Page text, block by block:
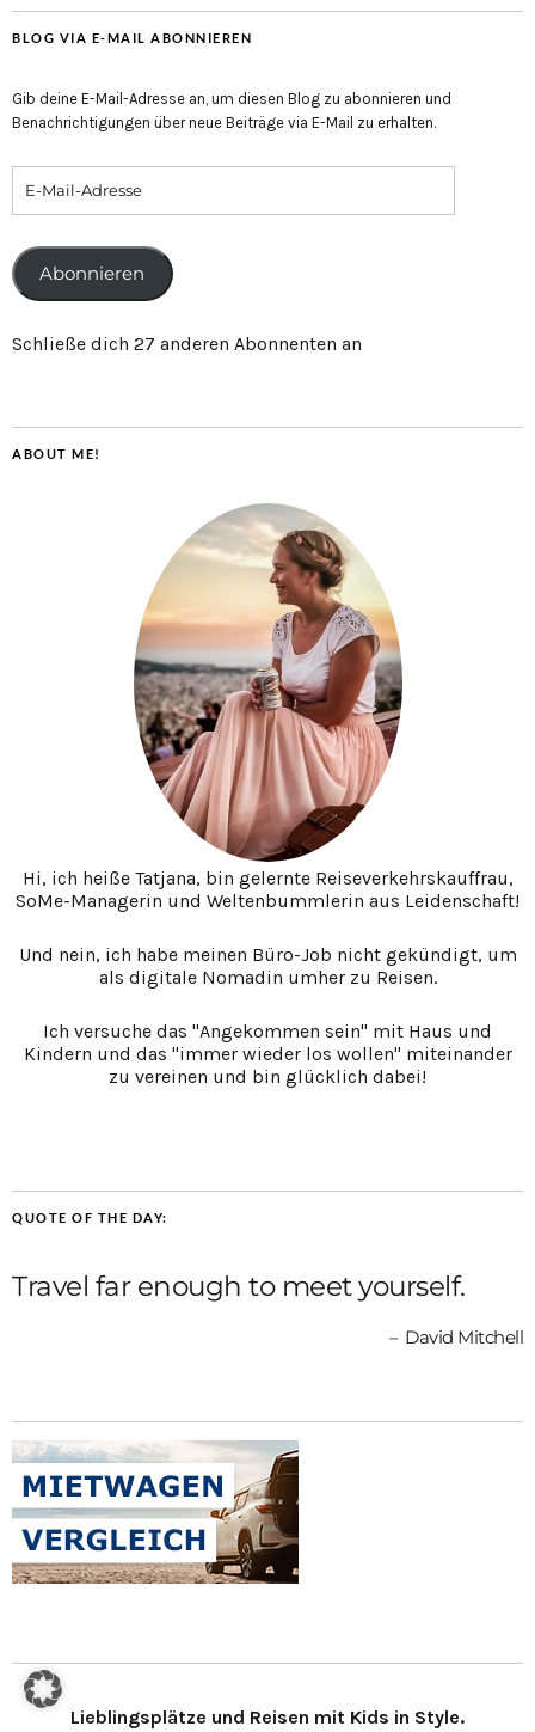
BLOG VIA E-MAIL ABONNIEREN
Gib deine E-Mail-Adresse an, um diesen Blog zu abonnieren und
Benachrichtigungen über neue Beiträge via E-Mail zu erhalten.
Abonnieren
Schließe dich 27 anderen Abonnenten an
ABOUT ME!
Hi, ich heiße Tatjana, bin gelernte Reiseverkehrskauffrau,
SoMe-Managerin und Weltenbummlerin aus Leidenschaft!
Und nein, ich habe meinen Büro-Job nicht gekündigt, um
als digitale Nomadin umher zu Reisen.
Ich versuche das "Angekommen sein" mit Haus und
Kindern und das "immer wieder los wollen" miteinander
zu vereinen und bin glücklich dabei!
QUOTE OF THE DAY:
Travel far enough to meet yourself.
David Mitchell
Lieblingsplätze und Reisen mit Kids in Style.